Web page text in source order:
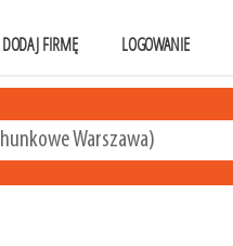
DODAJ FIRMĘ LOGOWANIE